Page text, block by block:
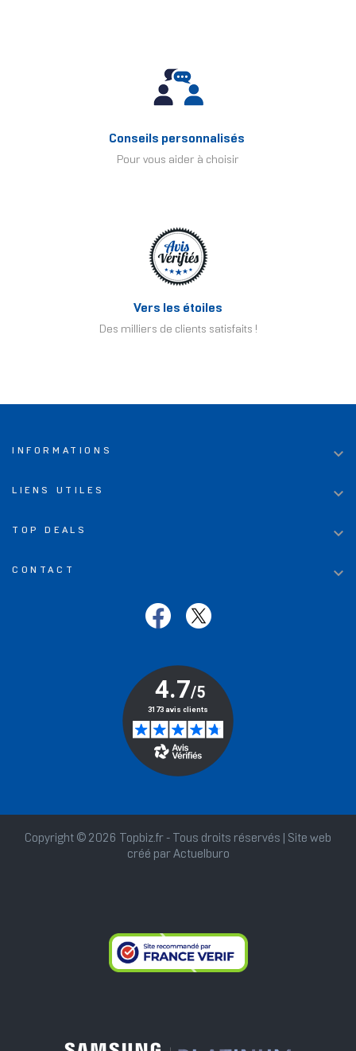
Conseils personnalisés
Pour vous aider à choisir
Vers les étoiles
Des milliers de clients satisfaits !
INFORMATIONS 
LIENS UTILES 
TOP DEALS 
CONTACT 
Copyright © 2026 Topbiz.fr - Tous droits réservés | Site web
créé par Actuelburo